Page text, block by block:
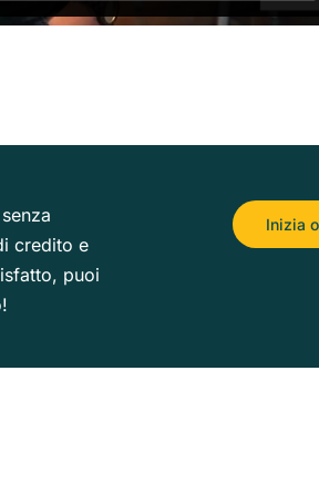
credito e
puoi
Inizia